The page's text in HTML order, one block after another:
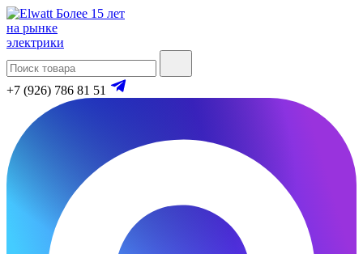
Более 15 лет
на рынке
электрики
+7 (926) 786 81 51